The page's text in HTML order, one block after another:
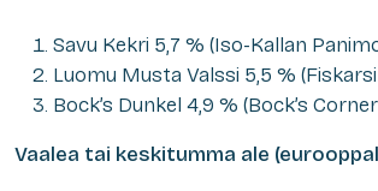
Savu Kekri 5,7 % (Iso-Kallan
Luomu Musta Valssi 5,5 %
Bock’s Dunkel 4,9 % (Bock’s
Vaalea tai keskitumma ale